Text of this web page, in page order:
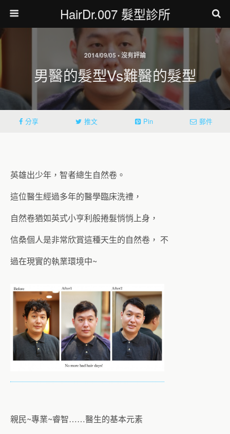
HairDr.007 髮型診所
2014/09/05 • 沒有評論
男醫的髮型vs難醫的髮型
分享 推文 Pin 郵件
英雄出少年，智者總生自然卷。
這位醫生經過多年的醫學臨床洗禮，
自然卷猶如英式小亨利般捲髮悄悄上身，
信桑個人是非常欣賞這種天生的自然卷， 不
過在現實的執業環境中~
親民~專業~睿智……醫生的基本元素